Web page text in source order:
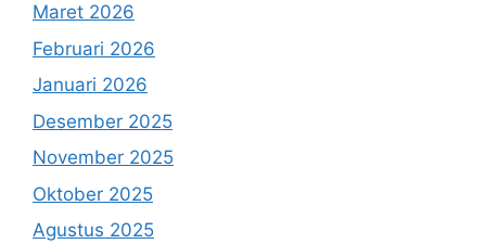
Maret 2026
Februari 2026
Januari 2026
Desember 2025
November 2025
Oktober 2025
Agustus 2025